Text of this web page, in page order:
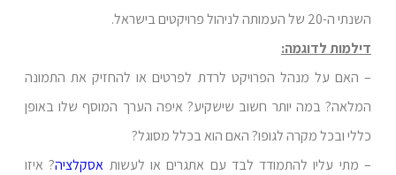
השנתי ה-20 של העמותה לניהול פרויקטים בישראל.
דילמות לדוגמה:
– האם על מנהל הפרויקט לרדת לפרטים או להחזיק את התמונה
המלאה? במה יותר חשוב שישקיע? איפה הערך המוסף שלו באופן
כללי ובכל מקרה לגופו? האם הוא בכלל מסוגל?
– מתי עליו להתמודד לבד עם אתגרים או לעשות אסקלציה? איזו